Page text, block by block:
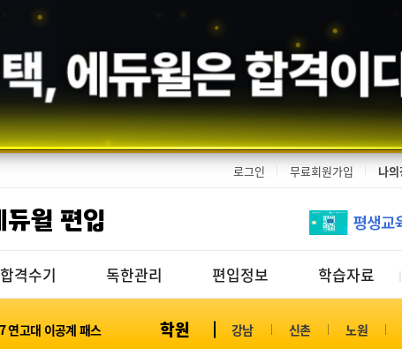
,에듀윌은 합격이
로그인 무료회원가입 나
듀윌 편입
합격수기 독한관리 편입정보 학습자료
연고대 이공계 패스 학원 강남 신촌 노원